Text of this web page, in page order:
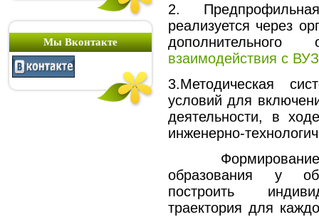
Мы Вконтакте
2.
реализуется через
взаимодействия с
3.Методическая
условий для
деятельности, в
инженерно-
Формирование
образования у
построить
траектория для